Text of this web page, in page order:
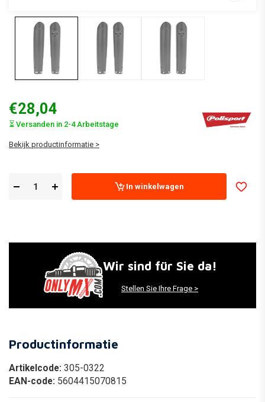
€28,04
⏳ Versanden in 2-4 Arbeitstage
Bekijk productinformatie >
In winkelwagen
Wir sind für Sie da!
Stellen Sie Ihre Frage >
Productinformatie
Artikelcode: 305-0322
EAN-code: 5604415070815